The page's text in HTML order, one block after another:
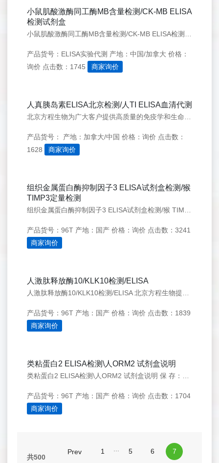
小鼠肌酸激酶同工酶MB含量检测/CK-MB ELISA
检测试剂盒
产品货号：ELISA实验代测 产地：中国/加拿大 价格：
询价 点击数：1745 商家询价
人真胰岛素ELISA北京检测/人TI ELISA血清代测
产品货号： 产地：加拿大/中国 价格：询价 点击数：
1628
商家询价
组织金属蛋白酶抑制因子3 ELISA试剂盒检测/猴
TIMP3定量检测
产品货号：96T 产地：国产 价格：询价 点击数：3241
商家询价
人激肽释放酶10/KLK10检测/ELISA
产品货号：96T 产地：国产 价格：询价 点击数：1839
商家询价
类粘蛋白2 ELISA检测\人ORM2 试剂盒说明
产品货号：96T 产地：国产 价格：询价 点击数：1704
商家询价
共500
Prev 1 5 6 7